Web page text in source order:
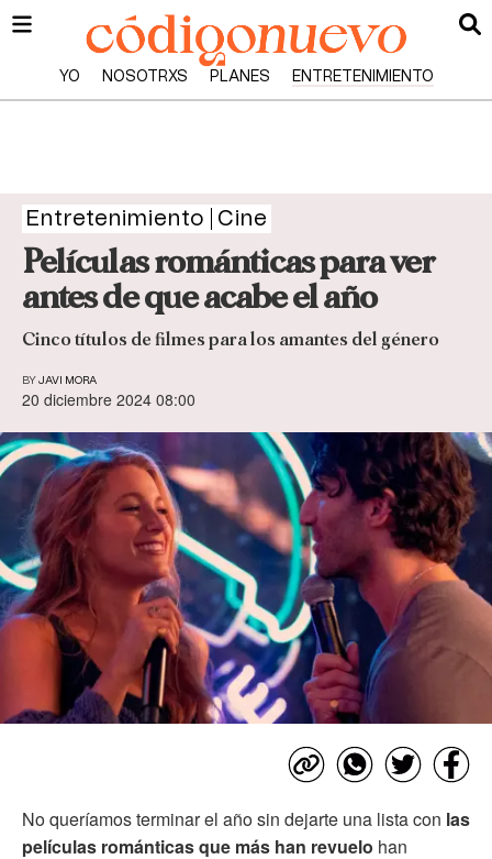
YO NOSOTRXS PLANES ENTRETENIMIENTO
Entretenimiento Cine
Películas románticas para ver
antes de que acabe el año
Cinco títulos de filmes para los amantes del género
BY JAVI MORA
20 diciembre 2024 08:00
No queríamos terminar el año sin dejarte una lista con las
películas románticas que más han revuelo han